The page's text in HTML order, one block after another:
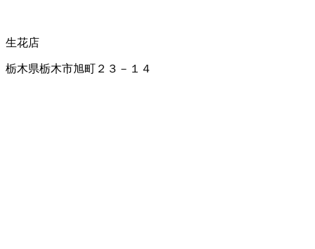
生花店
栃木県栃木市旭町２３－１４